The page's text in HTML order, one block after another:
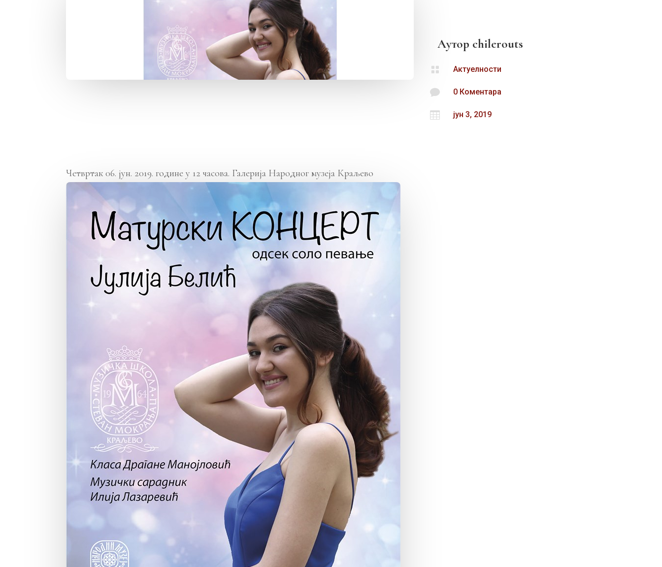
Аутор chilerouts
 Актуелности
 0 Коментара
 јун 3, 2019
Четвртак 06. јун. 2019. године у 12 часова. Галерија Народног музеја Краљево